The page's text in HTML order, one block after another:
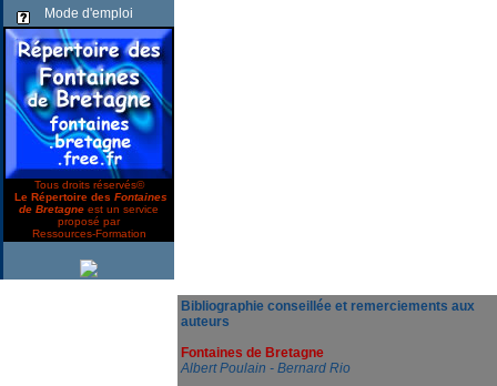
Mode d'emploi
Tous droits réservés©
Le Répertoire des Fontaines
de Bretagne est un service
proposé par
Ressources-Formation
Bibliographie conseillée et remerciements aux
auteurs
Fontaines de Bretagne
Albert Poulain - Bernard Rio